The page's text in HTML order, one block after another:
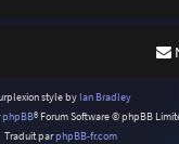
style by Ian Bradley
phpBB® Forum Software © phpBB
Traduit parphpBB-fr.com